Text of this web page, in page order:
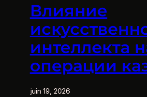
Влияние
интеллекта
операции
juin 19, 2026